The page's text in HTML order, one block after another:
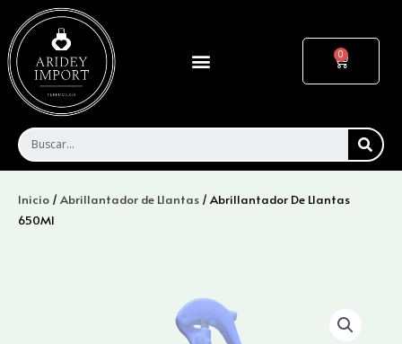
contenido
Menu Cart
Inicio / Abrillantador de Llantas / Abrillantador De Llantas
650Ml